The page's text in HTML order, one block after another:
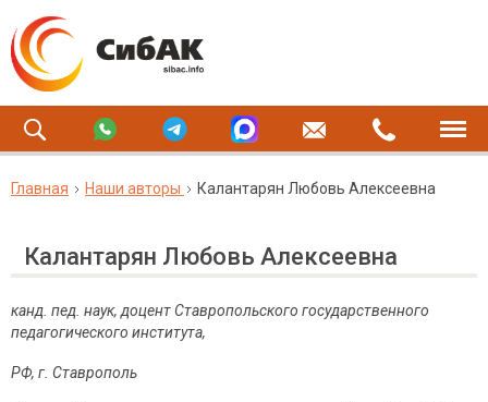
Главная Наши авторы Калантарян Любовь Алексеевна
Калантарян Любовь Алексеевна
канд. пед. наук, доцент Ставропольского государственного
педагогического института,
РФ, г. Ставрополь